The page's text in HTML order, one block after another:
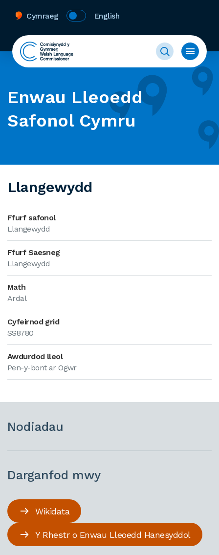
Cymraeg English
Enwau Lleoedd
Safonol Cymru
Llangewydd
Ffurf safonol
Llangewydd
Ffurf Saesneg
Llangewydd
Math
Ardal
Cyfeirnod grid
SS8780
Awdurdod lleol
Pen-y-bont ar Ogwr
Nodiadau
Darganfod mwy
Wikidata
Y Rhestr o Enwau Lleoedd Hanesyddol